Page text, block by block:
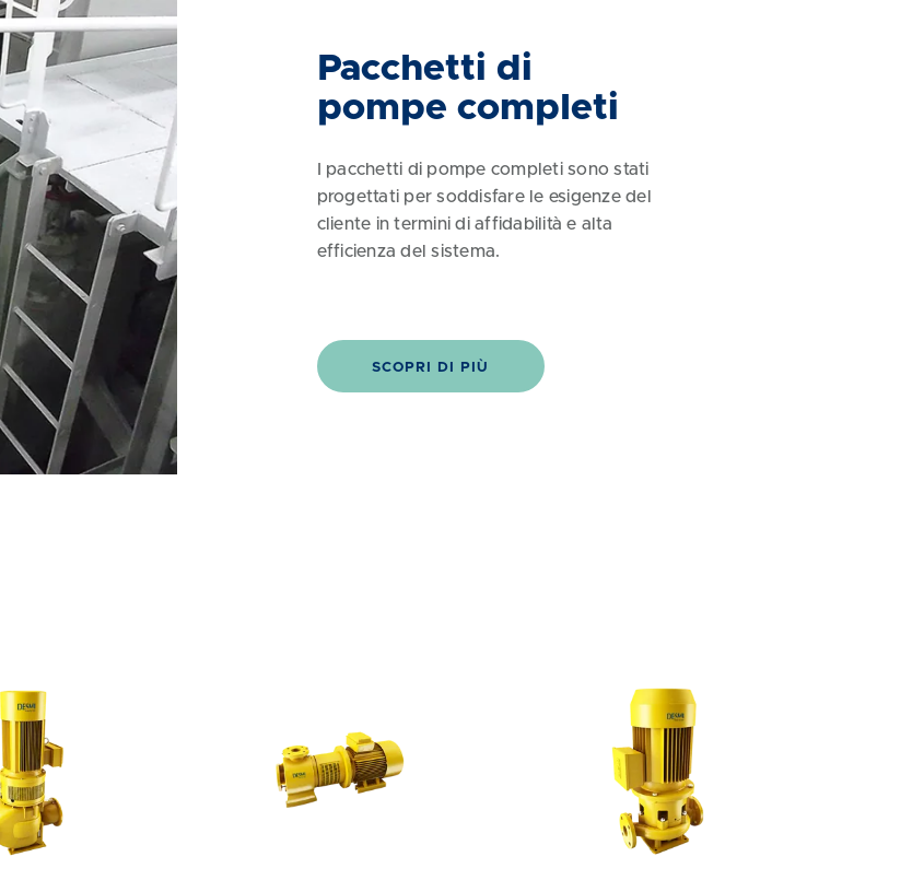
Pacchetti di
pompe completi
I pacchetti di pompe completi sono stati
progettati per soddisfare le esigenze del
cliente in termini di affidabilità e alta
efficienza del sistema.
SCOPRI DI PIÙ